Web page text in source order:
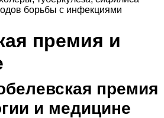
борьбы с инфекциями
премия и
премия
и медицине